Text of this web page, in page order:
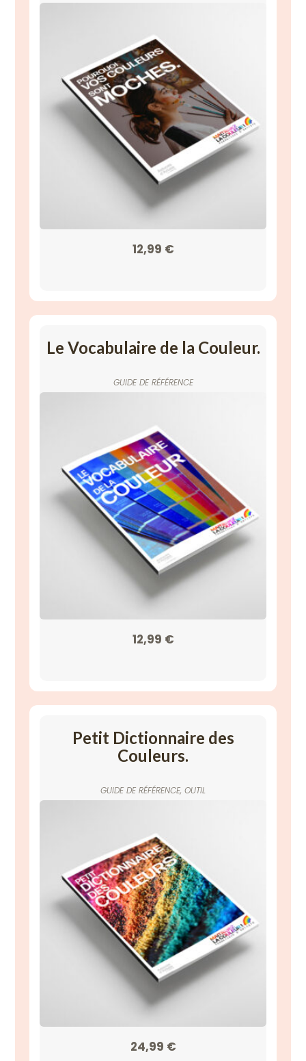
12,99 €
Le Vocabulaire de la Couleur.
GUIDE DE RÉFÉRENCE
12,99 €
Petit Dictionnaire des
Couleurs.
GUIDE DE RÉFÉRENCE, OUTIL
24,99 €